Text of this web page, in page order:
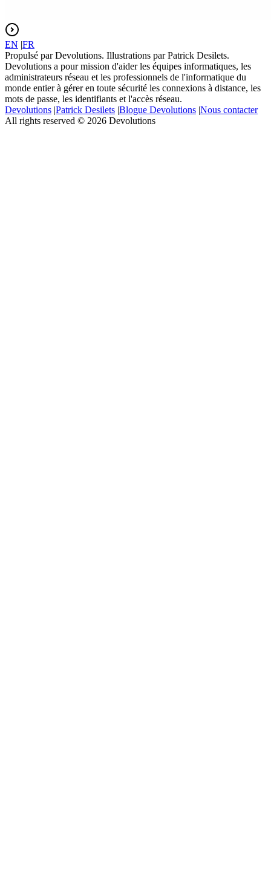
EN |FR
Propulsé par Devolutions. Illustrations par Patrick Desilets.
Devolutions a pour mission d'aider les équipes informatiques, les
administrateurs réseau et les professionnels de l'informatique du
monde entier à gérer en toute sécurité les connexions à distance, les
mots de passe, les identifiants et l'accès réseau.
Devolutions |Patrick Desilets |Blogue Devolutions |Nous contacter
All rights reserved © 2026 Devolutions